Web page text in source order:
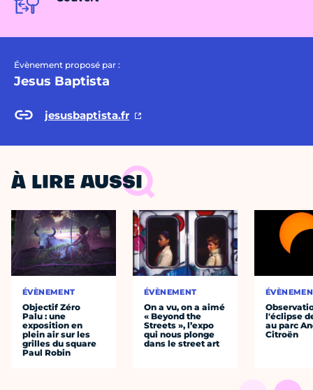
Évènement proposé par :
Jesus Baptista
jesusbaptista.fr
À LIRE AUSSI
ÉVÈNEMENT
Objectif Zéro
Palu : une
exposition en
plein air sur les
grilles du square
Paul Robin
ÉVÈNEMENT
On a vu, on a aimé
« Beyond the
Streets », l’expo
qui nous plonge
dans le street art
l'éclipse
au parc
Citroën